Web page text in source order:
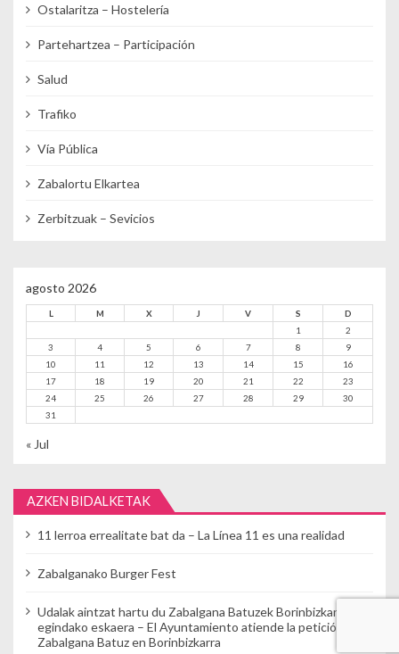
Ostalaritza – Hostelería
Partehartzea – Participación
Salud
Trafiko
Vía Pública
Zabalortu Elkartea
Zerbitzuak – Sevicios
agosto 2026
L M X J V S
D
1
2
3
4 5 6 7 8
9
10
11 12 13 14 15
16
17
18 19 20 21 22
23
24
25 26 27 28 29
30
31
« Jul
AZKEN BIDALKETAK
11 lerroa errealitate bat da – La Línea 11 es una realidad
Zabalganako Burger Fest
Udalak aintzat hartu du Zabalgana Batuzek Borinbizkarran
egindako eskaera – El Ayuntamiento atiende la petición de
Zabalgana Batuz en Borinbizkarra